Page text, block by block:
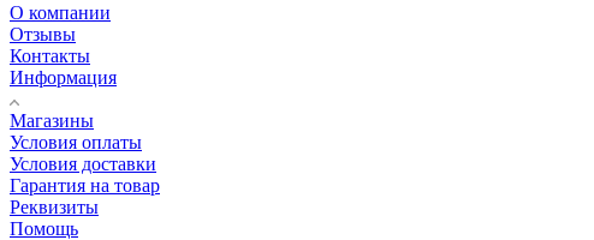
О компании
Отзывы
Контакты
Информация
Магазины
Условия оплаты
Условия доставки
Гарантия на товар
Реквизиты
Помощь